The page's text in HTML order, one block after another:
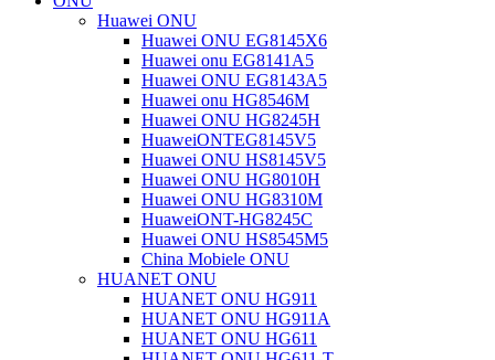
Huawei ONU
Huawei ONU EG8145X6
Huawei onu EG8141A5
Huawei ONU EG8143A5
Huawei onu HG8546M
Huawei ONU HG8245H
HuaweiONTEG8145V5
Huawei ONU HS8145V5
Huawei ONU HG8010H
Huawei ONU HG8310M
HuaweiONT-HG8245C
Huawei ONU HS8545M5
China Mobiele ONU
HUANET ONU
HUANET ONU HG911
HUANET ONU HG911A
HUANET ONU HG611